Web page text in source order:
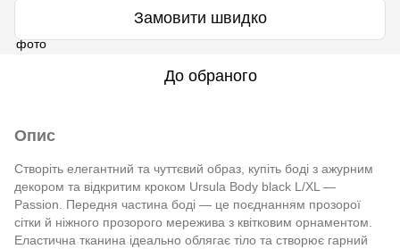
Замовити швидко
До обраного
Опис
Створіть елегантний та чуттєвий образ, купіть боді з ажурним
декором та відкритим кроком Ursula Body black L/XL —
Passion. Передня частина боді — це поєднанням прозорої
сітки й ніжного прозорого мережива з квітковим орнаментом.
Еластична тканина ідеально облягає тіло та створює гарний